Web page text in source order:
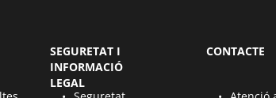
SEGURETAT I
INFORMACIÓ
LEGAL
CONTACTE